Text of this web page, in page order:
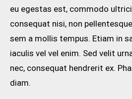
eu egestas est, commodo
consequat nisi, non
sem a mollis tempus. Etiam in
iaculis vel vel enim. Sed velit
nec, consequat hendrerit ex.
diam.